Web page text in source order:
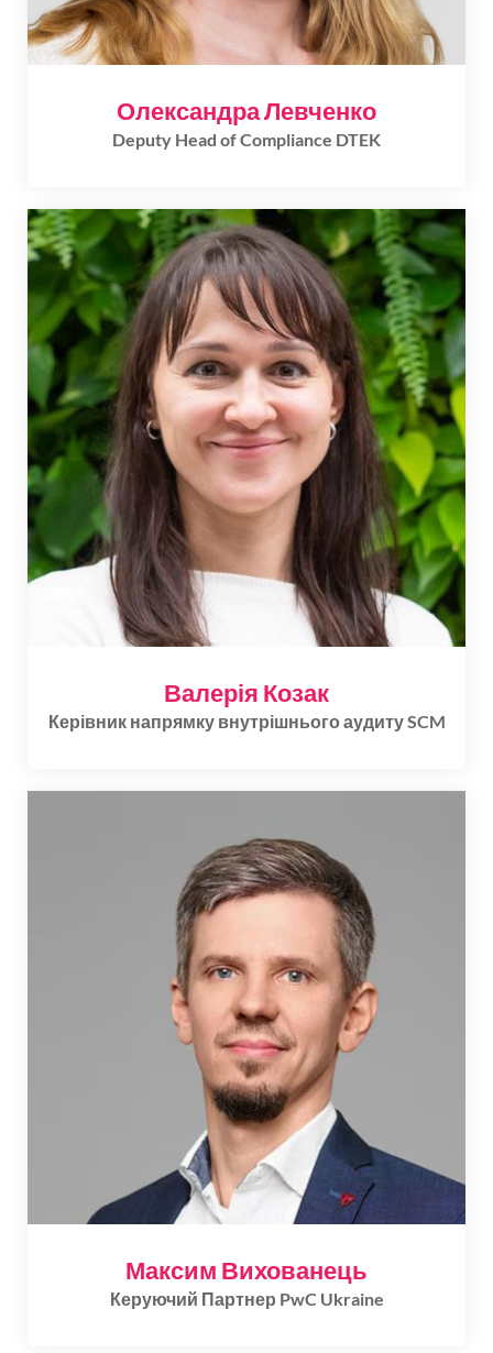
Олександра Левченко
Deputy Head of Compliance DTEK
Валерія Козак
Керівник напрямку внутрішнього аудиту SCM
Максим Вихованець
Керуючий Партнер PwC Ukraine